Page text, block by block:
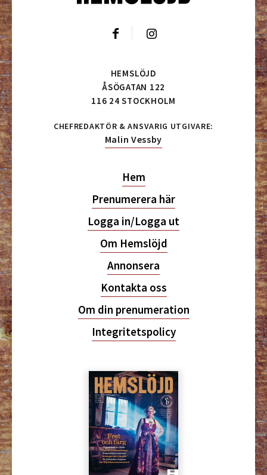
HEMSLÖJD
ÅSÖGATAN 122
116 24 STOCKHOLM
CHEFREDAKTÖR & ANSVARIG UTGIVARE:
Malin Vessby
Hem
Prenumerera här
Logga in/Logga ut
Om Hemslöjd
Annonsera
Kontakta oss
Om din prenumeration
Integritetspolicy